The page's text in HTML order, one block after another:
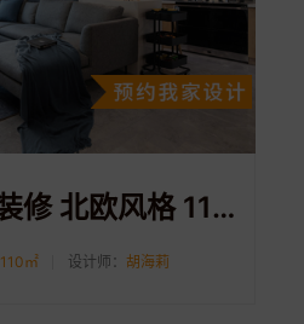
花园岗公寓 公寓装修 北欧风格 110方
110㎡ 设计师： 胡海莉